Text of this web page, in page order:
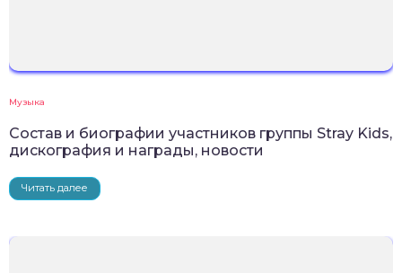
Музыка
Состав и биографии участников группы Stray Kids,
дискография и награды, новости
Читать далее